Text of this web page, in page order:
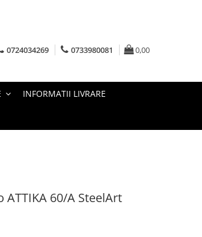
0724034269 0733980081 0,00
INFORMATII LIVRARE
60/A SteelArt